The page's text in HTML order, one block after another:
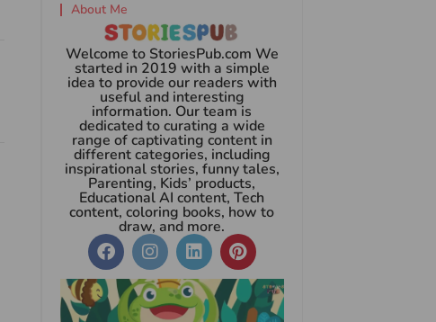
About Me
Welcome to StoriesPub.com We
started in 2019 with a simple
idea to provide our readers with
useful and interesting
information. Our team is
dedicated to curating a wide
range of captivating content in
different categories, including
inspirational stories, funny tales,
Parenting, Kids’ products,
Educational AI content, Tech
content, coloring books, how to
draw, and more.